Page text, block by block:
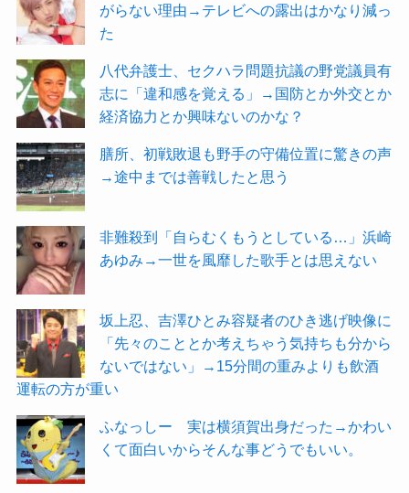
がらない理由→テレビへの露出はかなり減っ
た
八代弁護士、セクハラ問題抗議の野党議員有
志に「違和感を覚える」→国防とか外交とか
経済協力とか興味ないのかな？
膳所、初戦敗退も野手の守備位置に驚きの声
→途中までは善戦したと思う
非難殺到「自らむくもうとしている…」浜崎
あゆみ→一世を風靡した歌手とは思えない
坂上忍、吉澤ひとみ容疑者のひき逃げ映像に
「先々のこととか考えちゃう気持ちも分から
ないではない」→15分間の重みよりも飲酒
運転の方が重い
ふなっしー 実は横須賀出身だった→かわい
くて面白いからそんな事どうでもいい。